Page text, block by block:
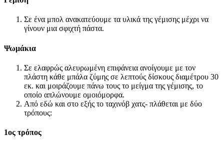
Σε ένα μπολ ανακατεύουμε τα υλικά της γέμισης μέχρι να
γίνουν μια σφιχτή πάστα.
Ψωμάκια
Σε ελαφρώς αλευρωμένη επιφάνεια ανοίγουμε με τον
πλάστη κάθε μπάλα ζύμης σε λεπτούς δίσκους διαμέτρου 30
εκ. και μοιράζουμε πάνω τους το μείγμα της γέμισης, το
οποίο απλώνουμε ομοιόμορφα.
Από εδώ και στο εξής το ταχινόβ χατς- πλάθεται με δύο
τρόπους:
1ος τρόπος